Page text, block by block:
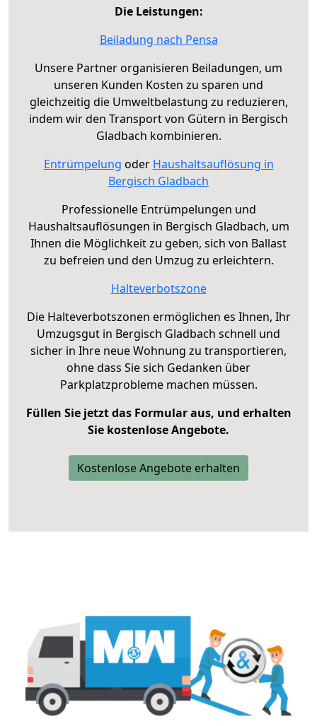
Die Leistungen:
Beiladung nach Pensa
Unsere Partner organisieren Beiladungen, um
unseren Kunden Kosten zu sparen und
gleichzeitig die Umweltbelastung zu reduzieren,
indem wir den Transport von Gütern in Bergisch
Gladbach kombinieren.
Entrümpelung oder Haushaltsauflösung in
Bergisch Gladbach
Professionelle Entrümpelungen und
Haushaltsauflösungen in Bergisch Gladbach, um
Ihnen die Möglichkeit zu geben, sich von Ballast
zu befreien und den Umzug zu erleichtern.
Halteverbotszone
Die Halteverbotszonen ermöglichen es Ihnen, Ihr
Umzugsgut in Bergisch Gladbach schnell und
sicher in Ihre neue Wohnung zu transportieren,
ohne dass Sie sich Gedanken über
Parkplatzprobleme machen müssen.
Füllen Sie jetzt das Formular aus, und erhalten
Sie kostenlose Angebote.
Kostenlose Angebote erhalten